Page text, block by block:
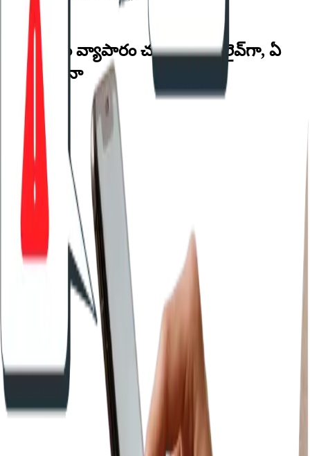
ఫీచర్లు
మీ మొత్తం వ్యాపారం చూడండి — లైవ్‌గా, ఏ
పరికరంపైనా
లైవ్ అమ్మకాలు మరియు మార్జిన్ — ఇప్పుడే
నేటి అమ్మకాలు, మార్జిన్, ట్రాన్సాక్షన్ కౌంట్ మరియు సగటు బిల్లు విలువ
రియల్ టైమ్‌లో చూడండి — రోజు ముగిసే వరకు వేచి ఉండకుండా.
ఫాస్ట్-మూవర్స్ మరియు డెడ్ స్టాక్
అత్యంత వేగంగా అమ్ముడవుతున్నది మరియు అలాగే పడి ఉన్నది
ఏమిటో తెలుసుకోండి — సరైన వస్తువులు రీఆర్డర్ చేయడానికి మరియు
తప్పు వాటి కొనుగోలు ఆపడానికి.
ఎక్స్‌పైరీ మరియు తక్కువ-స్టాక్ అలర్ట్‌లు
ఎక్స్‌పైరీ సమీపిస్తున్న వస్తువులు మరియు రీఆర్డర్ స్థాయి కంటే తక్కువ
ఉత్పత్తులు స్వయంచాలకంగా కనిపిస్తాయి — ఏదీ మాన్యువల్‌గా చెక్
చేయాల్సిన అవసరం లేదు.